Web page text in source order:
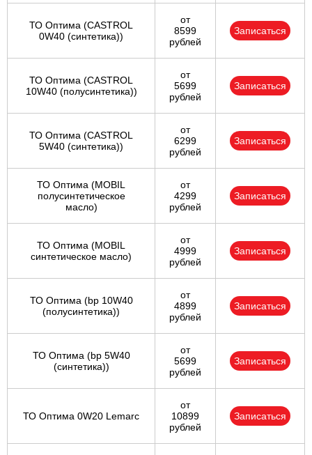
ТО Оптима (CASTROL
0W40 (синтетика))
от
8599
рублей
Записаться
ТО Оптима (CASTROL
10W40 (полусинтетика))
от
5699
рублей
Записаться
ТО Оптима (CASTROL
5W40 (синтетика))
от
6299
рублей
Записаться
ТО Оптима (MOBIL
полусинтетическое
масло)
от
4299
рублей
Записаться
ТО Оптима (MOBIL
синтетическое масло)
от
4999
рублей
Записаться
ТО Оптима (bp 10W40
(полусинтетика))
от
4899
рублей
Записаться
ТО Оптима (bp 5W40
(синтетика))
от
5699
рублей
Записаться
ТО Оптима 0W20 Lemarc
от
10899
рублей
Записаться